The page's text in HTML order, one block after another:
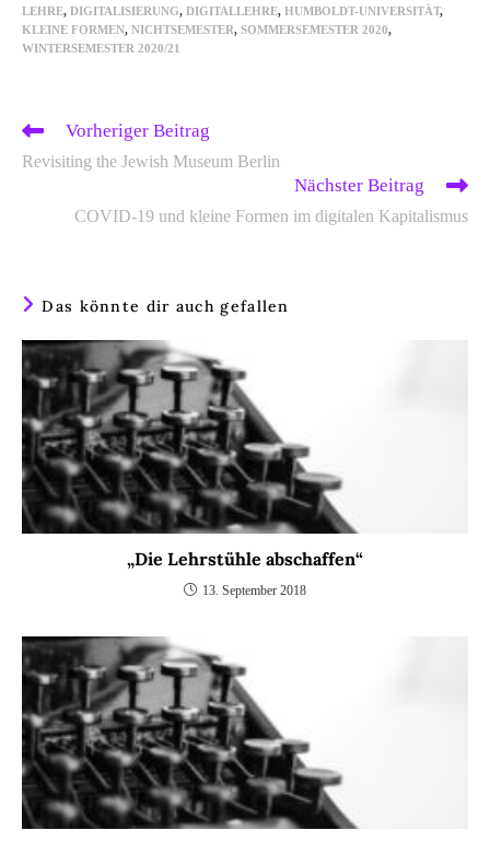
LEHRE, DIGITALISIERUNG, DIGITALLEHRE, HUMBOLDT-UNIVERSITÄT,
KLEINE FORMEN, NICHTSEMESTER, SOMMERSEMESTER 2020,
WINTERSEMESTER 2020/21
Weitere
Artikel
ansehen
Vorheriger Beitrag
Revisiting the Jewish Museum Berlin
Nächster Beitrag
COVID-19 und kleine Formen im digitalen Kapitalismus
Das könnte dir auch gefallen
„Die Lehrstühle abschaffen“
13. September 2018